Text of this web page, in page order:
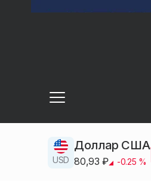
USD
Доллар США
80,93 ₽ -0.25 %